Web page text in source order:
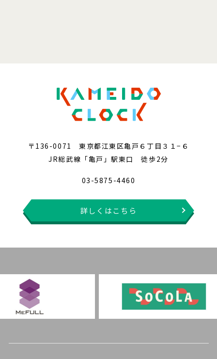
〒136-0071 東京都江東区亀戸６丁目３１−６
JR総武線「亀戸」駅東口 徒歩2分
03-5875-4460
詳しくはこちら